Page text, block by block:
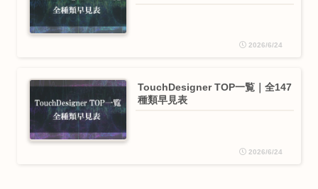
2026/6/24
TouchDesigner TOP一覧｜全147
種類早見表
2026/6/24